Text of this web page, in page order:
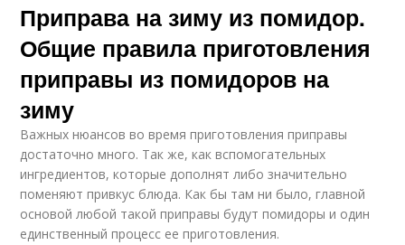
Приправа на зиму из помидор.
Общие правила приготовления
приправы из помидоров на
зиму
Важных нюансов во время приготовления приправы
достаточно много. Так же, как вспомогательных
ингредиентов, которые дополнят либо значительно
поменяют привкус блюда. Как бы там ни было, главной
основой любой такой приправы будут помидоры и один
единственный процесс ее приготовления.